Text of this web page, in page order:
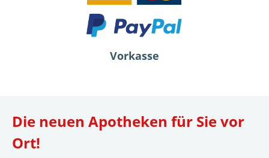
Vorkasse
Die neuen Apotheken für Sie vor
Ort!